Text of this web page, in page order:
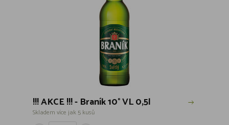
!!! AKCE !!! - Braník 10° VL 0,5l
Skladem více jak 5 kusů